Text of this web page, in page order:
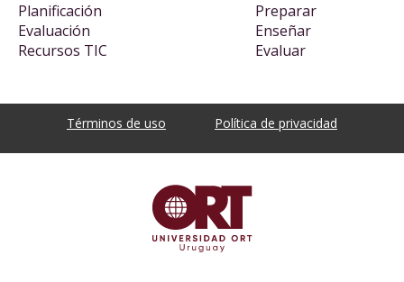
Planificación
Evaluación
Recursos TIC
Preparar
Enseñar
Evaluar
Términos de uso Política de privacidad